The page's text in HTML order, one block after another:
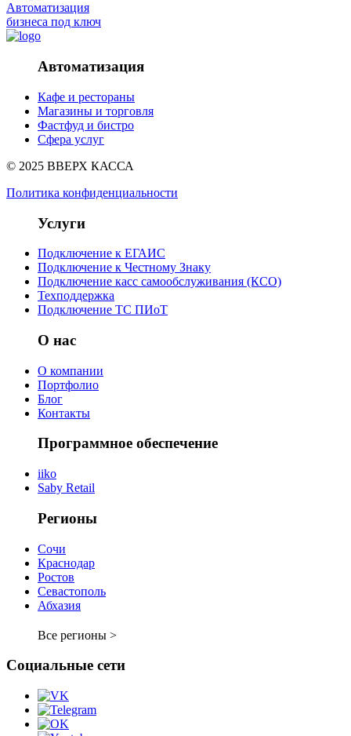
Автоматизация
бизнеса под ключ
Автоматизация
Кафе и рестораны
Магазины и торговля
Фастфуд и бистро
Сфера услуг
© 2025 ВВЕРХ КАССА
Политика конфиденциальности
Услуги
Подключение к ЕГАИС
Подключение к Честному Знаку
Подключение касс самообслуживания (КСО)
Техподдержка
Подключение ТС ПИоТ
О нас
О компании
Портфолио
Блог
Контакты
Программное обеспечение
iiko
Saby Retail
Регионы
Сочи
Краснодар
Ростов
Севастополь
Абхазия
Все регионы >
Социальные сети